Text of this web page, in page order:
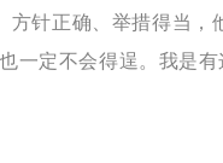
针正确、举措得当，
一定不会得逞。我是